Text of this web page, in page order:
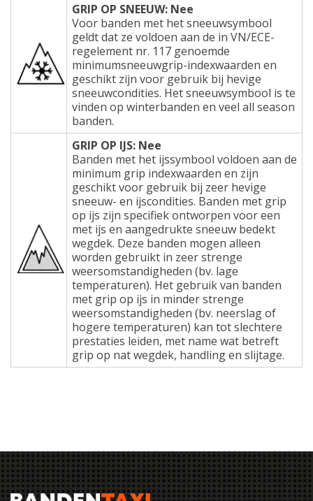
GRIP OP SNEEUW: Nee
Voor banden met het sneeuwsymbool
geldt dat ze voldoen aan de in VN/ECE-
regelement nr. 117 genoemde
minimumsneeuwgrip-indexwaarden en
geschikt zijn voor gebruik bij hevige
sneeuwcondities. Het sneeuwsymbool is te
vinden op winterbanden en veel all season
banden.
GRIP OP IJS: Nee
Banden met het ijssymbool voldoen aan de
minimum grip indexwaarden en zijn
geschikt voor gebruik bij zeer hevige
sneeuw- en ijscondities. Banden met grip
op ijs zijn specifiek ontworpen voor een
met ijs en aangedrukte sneeuw bedekt
wegdek. Deze banden mogen alleen
worden gebruikt in zeer strenge
weersomstandigheden (bv. lage
temperaturen). Het gebruik van banden
met grip op ijs in minder strenge
weersomstandigheden (bv. neerslag of
hogere temperaturen) kan tot slechtere
prestaties leiden, met name wat betreft
grip op nat wegdek, handling en slijtage.